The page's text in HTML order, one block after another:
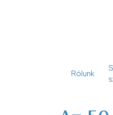
Rólunk